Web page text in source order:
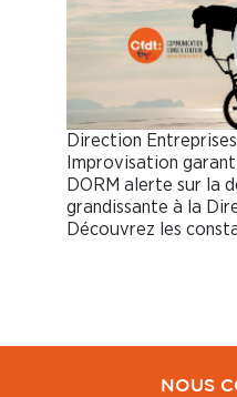
Direction
Improvisation
DORM alerte sur la
grandissante à la
Découvrez les
NOUS